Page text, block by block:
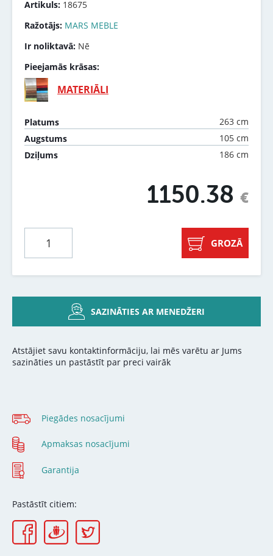
Artikuls: 18675
Ražotājs: MARS MEBLE
Ir noliktavā: Nē
Pieejamās krāsas:
MATERIĀLI
Platums
263 cm
Augstums
105 cm
Dziļums
186 cm
1150.38 €
GROZĀ
SAZINĀTIES AR MENEDŽERI
Atstājiet savu kontaktinformāciju, lai mēs varētu ar Jums
sazināties un pastāstīt par preci vairāk
Piegādes nosacījumi
Apmaksas nosacījumi
Garantija
Pastāstīt citiem: